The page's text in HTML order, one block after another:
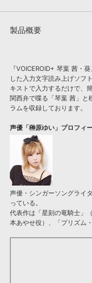
APS
SLS
製品概要
『VOICEROID+ 琴葉 茜・
した入力文字読み上げソフ
キストで入力するだけで、
関西弁で喋る「琴葉 茜」と
ラムを収録しております。
声優「榊原ゆい」プロフィ
声優・シンガーソングライ
っている。
代表作は「星刻の竜騎士」
本あやせ役）、「プリズム